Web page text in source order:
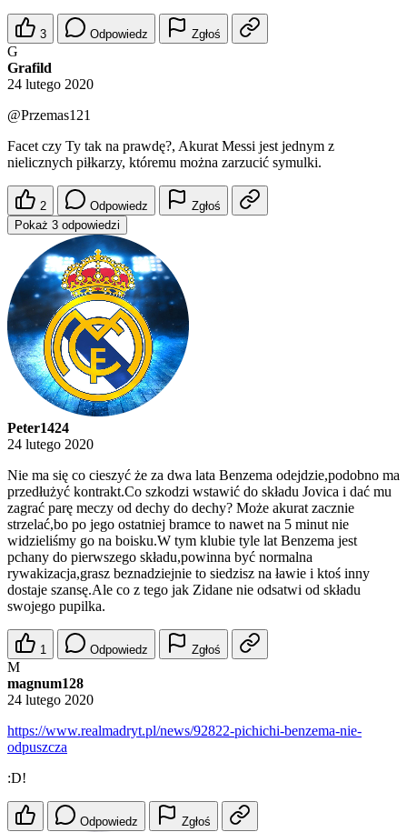
3 Odpowiedz Zgłoś
G
Grafild
24 lutego 2020
@Przemas121
Facet czy Ty tak na prawdę?, Akurat Messi jest jednym z
nielicznych piłkarzy, któremu można zarzucić symulki.
2 Odpowiedz
Zgłoś
Pokaż 3 odpowiedzi
Peter1424
24 lutego 2020
Nie ma się co cieszyć że za dwa lata Benzema odejdzie,podobno ma
przedłużyć kontrakt.Co szkodzi wstawić do składu Jovica i dać mu
zagrać parę meczy od dechy do dechy? Może akurat zacznie
strzelać,bo po jego ostatniej bramce to nawet na 5 minut nie
widzieliśmy go na boisku.W tym klubie tyle lat Benzema jest
pchany do pierwszego składu,powinna być normalna
rywakizacja,grasz beznadziejnie to siedzisz na ławie i ktoś inny
dostaje szansę.Ale co z tego jak Zidane nie odsatwi od składu
swojego pupilka.
1 Odpowiedz Zgłoś
M
magnum128
24 lutego 2020
https://www.realmadryt.pl/news/92822-pichichi-benzema-nie-
odpuszcza
:D!
Odpowiedz Zgłoś